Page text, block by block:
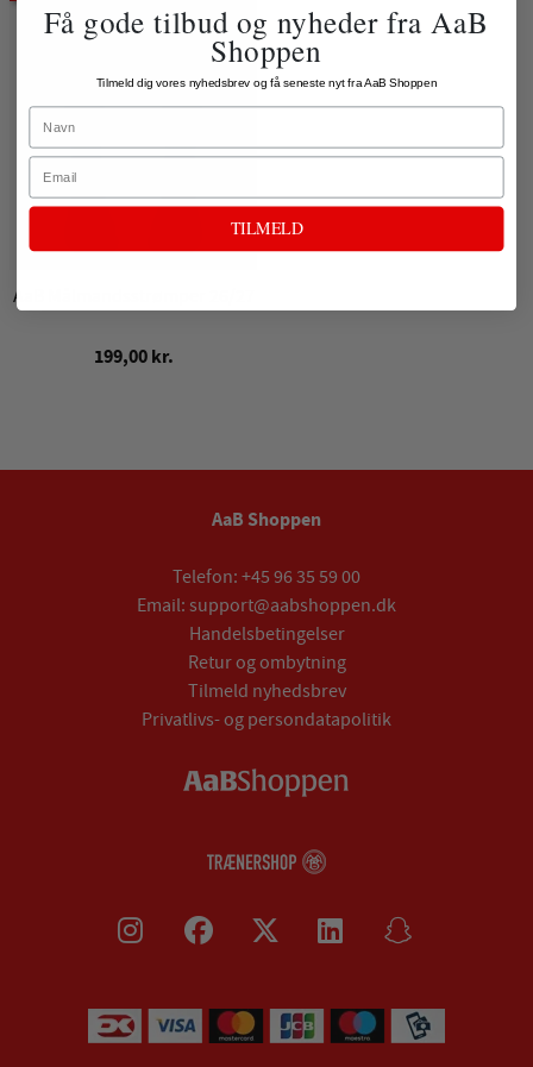
AaB Målmandsstrømper 26/27
199,00 kr.
AaB Shoppen
Telefon: +45 96 35 59 00
Email: support@aabshoppen.dk
Handelsbetingelser
Retur og ombytning
Tilmeld nyhedsbrev
Privatlivs- og persondatapolitik
Få gode tilbud og nyheder fra AaB
Shoppen
Tilmeld dig vores nyhedsbrev og få seneste nyt fra AaB Shoppen
Name
Email
TILMELD